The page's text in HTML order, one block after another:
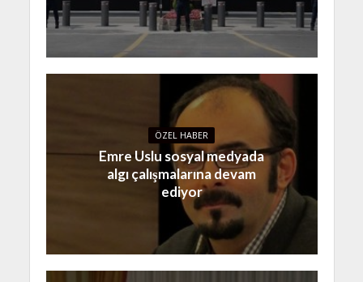
ÖZEL HABER
Emre Uslu sosyal medyada
algı çalışmalarına devam
ediyor